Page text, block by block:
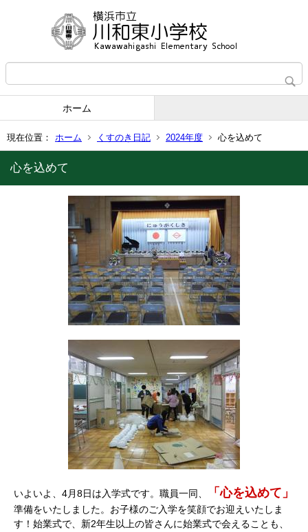
ホーム
現在位置： ホーム くすのき日記 2024年度 心を込めて
心を込めて
いよいよ、4月8日は入学式です。職員一同、 「心を込めて」
準備をいたしました。お子様のご入学を笑顔でお迎えいたしま
す！始業式で、新2年生以上の皆さんに始業式で会えることも、